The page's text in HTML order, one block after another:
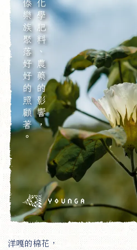
洋嘎的棉花，